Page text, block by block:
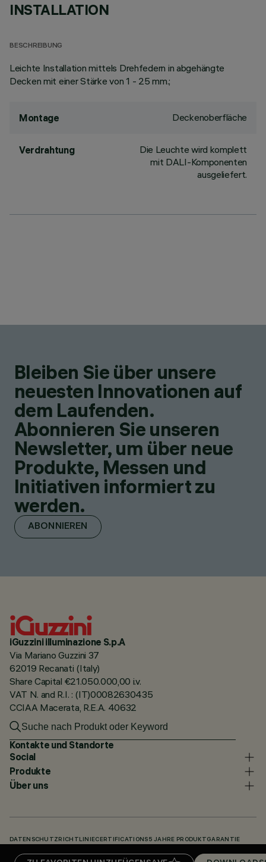
INSTALLATION
BESCHREIBUNG
Leichte Installation mittels Drehfedern in abgehängte
Decken mit einer Stärke von 1 - 25 mm.;
Montage Deckenoberfläche
Verdrahtung
Die Leuchte wird komplett
mit DALI-Komponenten
ausgeliefert.
Bleiben Sie über unsere
neuesten Innovationen auf
dem Laufenden.
Abonnieren Sie unseren
Newsletter, um über neue
Produkte, Messen und
Initiativen informiert zu
werden.
ABONNIEREN
iGuzzini illuminazione S.p.A
Via Mariano Guzzini 37
62019 Recanati (Italy)
Share Capital €21.050.000,00 i.v.
VAT N. and R.I. : (IT)00082630435
CCIAA Macerata, R.E.A. 40632
Kontakte und Standorte
Social
Produkte
Über uns
DATENSCHUTZRICHTLINIECERTIFICATIONS 5 JAHRE PRODUKTGARANTIE